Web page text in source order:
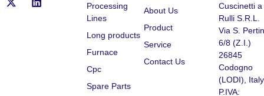
Processing
Lines
Long products
Furnace
Cpc
Spare Parts
About Us
Product
Service
Contact Us
Cuscinetti a
Rulli S.R.L.
Via S.
6/8 (Z.I.)
26845
Codogno
(LODI), Italy
P.IVA: